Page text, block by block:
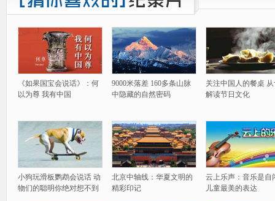
《如果国宝会说话》：何
以为尊 我有中国
9000米落差 160多条山脉
中隐藏的自然密码
关注中国人的餐桌
解读节日文化
小狗玩滑板鹦鹉会说话 动
物们的聪明你绝对想不到
北京中轴线：华夏文明的
精彩印记
云上乐声：音乐是自
儿童最美的表达